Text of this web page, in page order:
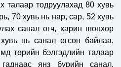
талаар тодруулахад 80 хувь
70 хувь нь нар, сар, 52 хувь
санал өгч, харин шонхор
нь санал өгсөн байлаа.
төрийн бэлгэдлийн талаар
янз бүрийн санал,